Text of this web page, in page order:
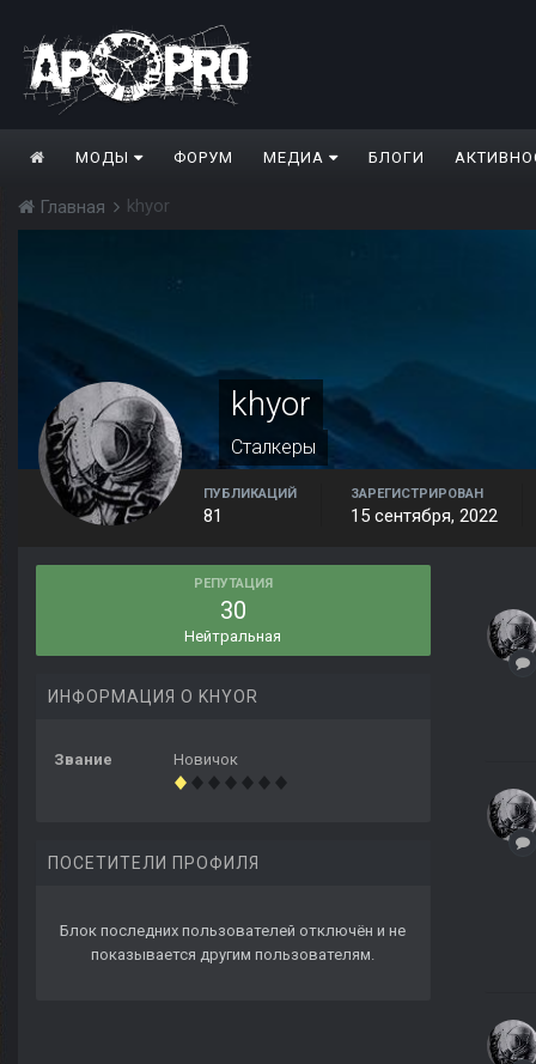
МОДЫ ФОРУМ МЕДИА БЛОГИ
Главная khyor
khyor
Сталкеры
ПУБЛИКАЦИЙ
81
ЗАРЕГИСТРИРОВАН
15 сентября, 2022
РЕПУТАЦИЯ
30
Нейтральная
ИНФОРМАЦИЯ О KHYOR
Звание Новичок
ПОСЕТИТЕЛИ ПРОФИЛЯ
Блок последних пользователей отключён и не
показывается другим пользователям.